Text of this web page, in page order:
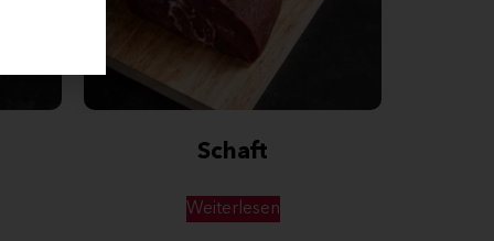
Schaft
Weiterlesen